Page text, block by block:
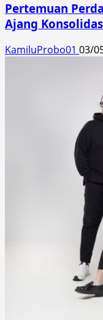
Pertemuan
Ajang
KamiluProbo01 03/